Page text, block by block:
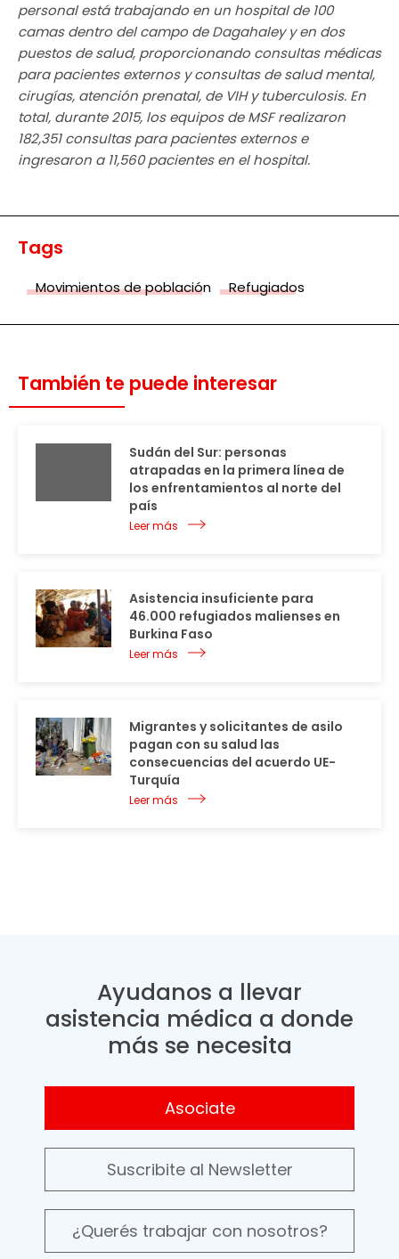
personal está trabajando en un hospital de 100
camas dentro del campo de Dagahaley y en dos
puestos de salud, proporcionando consultas médicas
para pacientes externos y consultas de salud mental,
cirugías, atención prenatal, de VIH y tuberculosis. En
total, durante 2015, los equipos de MSF realizaron
182,351 consultas para pacientes externos e
ingresaron a 11,560 pacientes en el hospital.
Tags
Movimientos de población Refugiados
También te puede interesar
Sudán del Sur: personas
atrapadas en la primera línea de
los enfrentamientos al norte del
país
Leer más
Asistencia insuficiente para
46.000 refugiados malienses en
Burkina Faso
Leer más
Migrantes y solicitantes de asilo
pagan con su salud las
consecuencias del acuerdo UE-
Turquía
Leer más
Ayudanos a llevar
asistencia médica a donde
más se necesita
Asociate
Suscribite al Newsletter
¿Querés trabajar con nosotros?